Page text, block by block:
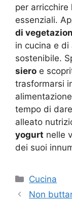
per
essenziali.
di
in cucina e
sostenibile.
siero e
trasformarsi
tempo di
alleato
yogurt nelle
dei suoi
Categorie
Cucina
Non